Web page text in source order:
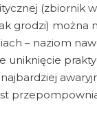
(zbiornik w
grodzi) można
– naziom
uniknięcie